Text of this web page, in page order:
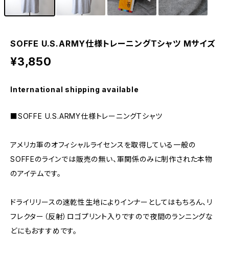
SOFFE U.S.ARMY仕様トレーニングTシャツ Mサイズ
¥3,850
International shipping available
■SOFFE U.S.ARMY仕様トレーニングTシャツ
アメリカ軍のオフィシャルライセンスを取得している一般の
SOFFEのラインでは販売の無い、軍関係のみに制作された本物
のアイテムです。
ドライリリースの速乾性生地によりインナーとしてはもちろん、リ
フレクター（反射）ロゴプリント入りですので夜間のランニングな
どにもおすすめです。